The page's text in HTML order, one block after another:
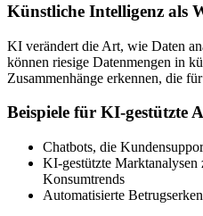
Künstliche Intelligenz als
KI verändert die Art, wie Daten
können riesige Datenmengen in
Zusammenhänge erkennen, die
Beispiele für KI-gestützte
Chatbots, die
KI-gestützte Marktanalysen
Konsumtrends
Automatisierte